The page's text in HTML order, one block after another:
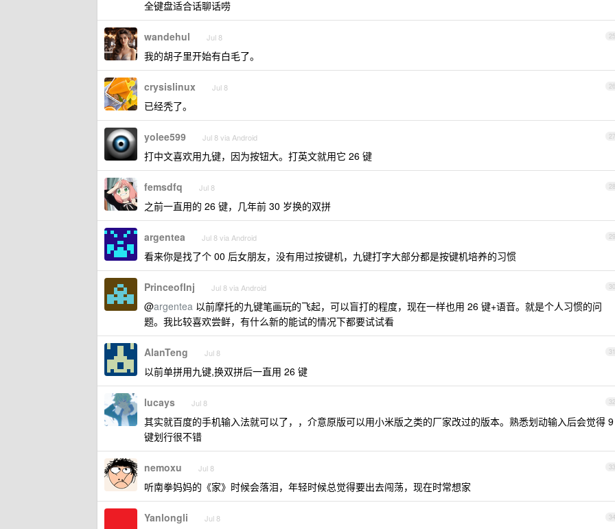
全键盘适合话聊话唠
25
wandehul Jul 8
我的胡子里开始有白毛了。
26
crysislinux Jul 8
已经秃了。
27
yolee599 Jul 8 via Android
打中文喜欢用九键，因为按钮大。打英文就用它 26 键
28
femsdfq Jul 8
之前一直用的 26 键，几年前 30 岁换的双拼
29
argentea Jul 8 via Android
看来你是找了个 00 后女朋友，没有用过按键机，九键打字大部分都是按键机培养的习惯
30
PrinceofInj Jul 8 via Android
@argentea 以前摩托的九键笔画玩的飞起，可以盲打的程度，现在一样也用 26 键+语音。就是个人习惯的问
题。我比较喜欢尝鲜，有什么新的能试的情况下都要试试看
31
AlanTeng Jul 8
以前单拼用九键,换双拼后一直用 26 键
32
lucays Jul 8
其实就百度的手机输入法就可以了，，介意原版可以用小米版之类的厂家改过的版本。熟悉划动输入后会觉得 9
键划行很不错
33
nemoxu Jul 8
听南拳妈妈的《家》时候会落泪，年轻时候总觉得要出去闯荡，现在时常想家
34
Yanlongli Jul 8